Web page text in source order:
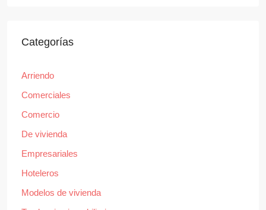
Categorías
Arriendo
Comerciales
Comercio
De vivienda
Empresariales
Hoteleros
Modelos de vivienda